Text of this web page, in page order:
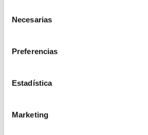
Necesarias
Preferencias
Estadística
Marketing